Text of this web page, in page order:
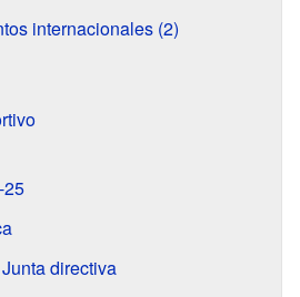
internacionales (2)
25
directiva